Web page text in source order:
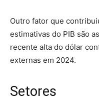
Outro fator que
estimativas do PIB são
recente alta do dólar
externas em 2024.
Setores